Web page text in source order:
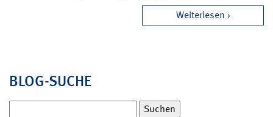
Weiterlesen
BLOG-SUCHE